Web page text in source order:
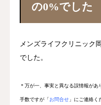
患者の立場で
読者の包茎
の0%でした
メンズライフクリニック
でした。
＊万が一、事実と異なる誤情報が
手数ですが「お問合せ 」にご連絡く